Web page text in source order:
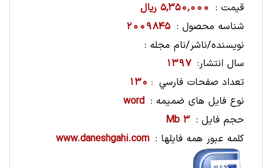
قیمت : 5,350,000 ریال
شناسه محصول : 2009845
نویسنده/ناشر/نام مجله :
سال انتشار: 1397
تعداد صفحات فارسي :
130
نوع فایل های ضمیمه : word
حجم فایل : 3 Mb
کلمه عبور همه فایلها : www.daneshgahi.com